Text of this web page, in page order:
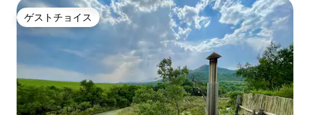
ゲストチョイス
ゲストチョイス